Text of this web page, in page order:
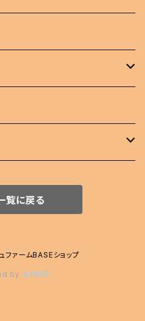
覧に戻る
ファームBASEショップ
by